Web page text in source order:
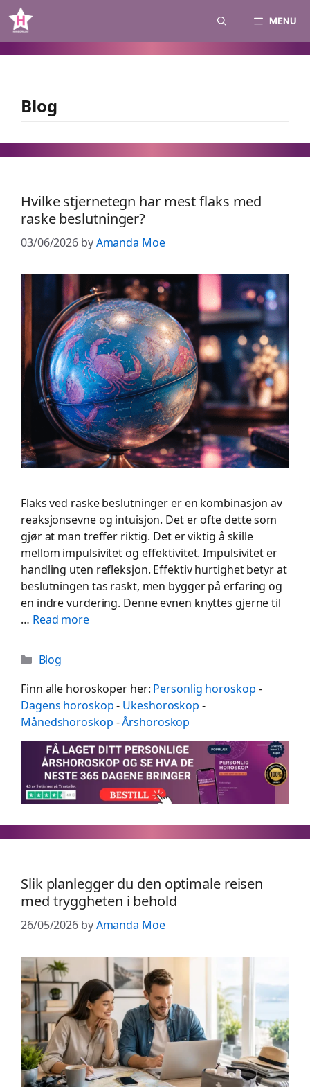
Skip
content
MENU
Blog
Hvilke stjernetegn har mest flaks med
raske beslutninger?
03/06/2026 byAmanda Moe
Flaks ved raske beslutninger er en kombinasjon av
reaksjonsevne og intuisjon. Det er ofte dette som
gjør at man treffer riktig. Det er viktig å skille
mellom impulsivitet og effektivitet. Impulsivitet er
handling uten refleksjon. Effektiv hurtighet betyr at
beslutningen tas raskt, men bygger på erfaring og
en indre vurdering. Denne evnen knyttes gjerne til
… Read more
Categories
Blog
Finn alle horoskoper her: Personlig horoskop -
Dagens horoskop- Ukeshoroskop -
Månedshoroskop -Årshoroskop
Slik planlegger du den optimale reisen
med tryggheten i behold
26/05/2026 byAmanda Moe